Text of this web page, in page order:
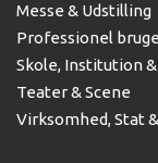
Messe & Udstilling
Professionel
Skole, Institution
Teater & Scene
Virksomhed, Stat